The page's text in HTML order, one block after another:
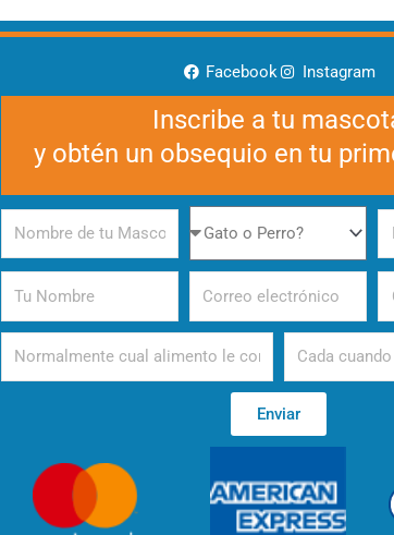
Facebook Instagram
Inscribe a tu
y obtén un obsequio en tu
de
tu
Mascota
Perro
de
Alimento Periodicidad
Enviar